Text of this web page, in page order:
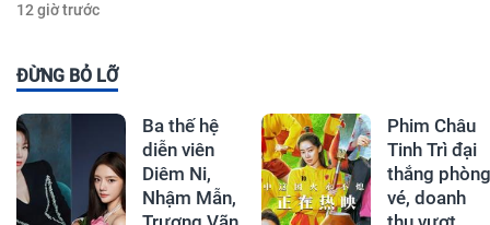
12 giờ trước
ĐỪNG BỎ LỠ
Ba thế hệ
diễn viên
Diêm Ni,
Nhậm Mẫn,
Phim Châu
Tinh Trì đại
thắng phòng
vé, doanh